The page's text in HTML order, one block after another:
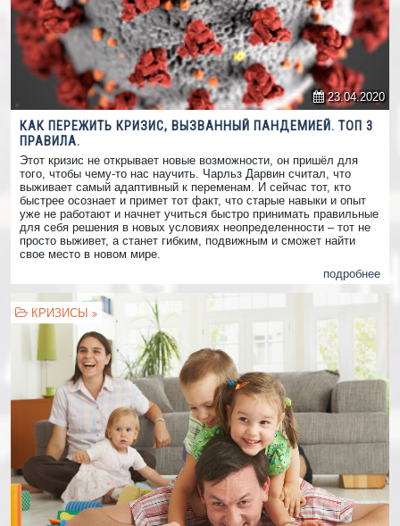
23.04.2020
КАК ПЕРЕЖИТЬ КРИЗИС, ВЫЗВАННЫЙ ПАНДЕМИЕЙ. ТОП 3
ПРАВИЛА.
Этот кризис не открывает новые возможности, он пришёл для
того, чтобы чему-то нас научить. Чарльз Дарвин считал, что
выживает самый адаптивный к переменам. И сейчас тот, кто
быстрее осознает и примет тот факт, что старые навыки и опыт
уже не работают и начнет учиться быстро принимать правильные
для себя решения в новых условиях неопределенности – тот не
просто выживет, а станет гибким, подвижным и сможет найти
свое место в новом мире.
подробнее
КРИЗИСЫ